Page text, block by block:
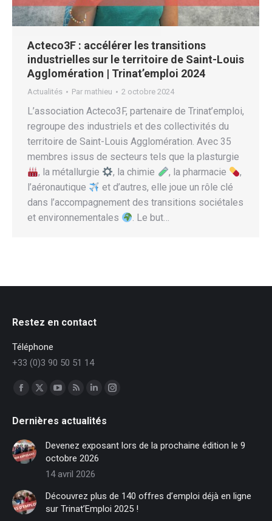
Acteco3F : accélérer les transitions
industrielles sur le territoire de Saint-Louis
Agglomération | Trinat’emploi 2024
Actualités Par mathieu 2 octobre 2024
L’association Acteco3F, partenaire de Trinat’emploi,
regroupe des industriels et des collectivités du
territoire de Saint-Louis Agglomération. Avec 35
membres issus de secteurs tels que la plasturgie
, la métallurgie
, la chimie , la pharmacie
,
l’aéronautique
et d’autres, elle joue un rôle clé
dans l’accompagnement des transitions sociétales
et environnementales
. Le but…
Restez en contact
Téléphone
+33 (0)3 90 50 51 14
Trouvez nous sur :
Facebook
opens
in
new
window
X
opens
new
window
opens
in
new
window
opens
in
new
window
LinkedIn
opens
in
new
window
Instagram
in
Dernières actualités
Devenez exposant lors de la prochaine édition le 9
octobre 2026
14 avril 2026
Découvrez plus de 140 offres d’emploi déjà en ligne
sur Trinat’Emploi 2025 !